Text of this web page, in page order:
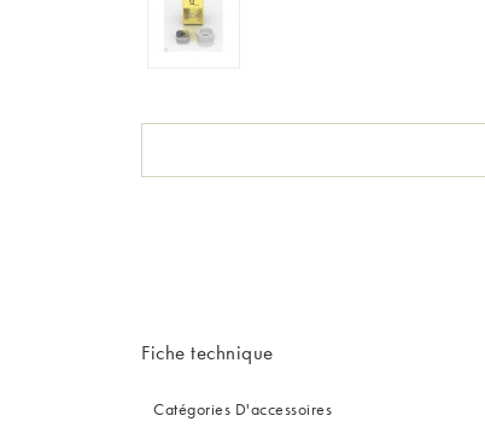
Fiche technique
Catégories D'accessoires